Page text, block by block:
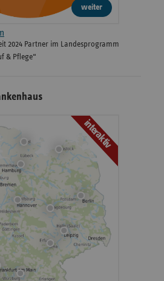
weiter
2024 Partner im Landesprogramm
& Pflege“
interaktiv